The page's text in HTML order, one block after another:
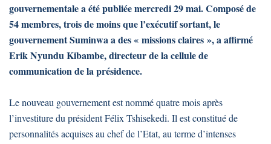
gouvernementale a été publiée mercredi 29 mai. Composé de
54 membres, trois de moins que l’exécutif sortant, le
gouvernement Suminwa a des « missions claires », a affirmé
Erik Nyundu Kibambe, directeur de la cellule de
communication de la présidence.
Le nouveau gouvernement est nommé quatre mois après
l’investiture du président Félix Tshisekedi. Il est constitué de
personnalités acquises au chef de l’Etat, au terme d’intenses